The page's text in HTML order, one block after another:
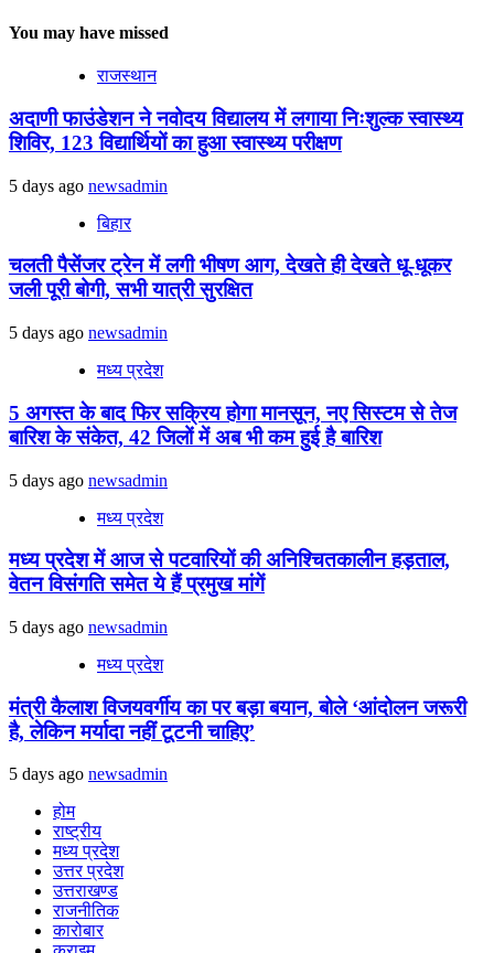
You may have missed
राजस्थान
अदाणी फाउंडेशन ने नवोदय विद्यालय में लगाया निःशुल्क स्वास्थ्य
शिविर, 123 विद्यार्थियों का हुआ स्वास्थ्य परीक्षण
5 days ago newsadmin
बिहार
चलती पैसेंजर ट्रेन में लगी भीषण आग, देखते ही देखते धू-धूकर
जली पूरी बोगी, सभी यात्री सुरक्षित
5 days ago newsadmin
मध्य प्रदेश
5 अगस्त के बाद फिर सक्रिय होगा मानसून, नए सिस्टम से तेज
बारिश के संकेत, 42 जिलों में अब भी कम हुई है बारिश
5 days ago newsadmin
मध्य प्रदेश
मध्य प्रदेश में आज से पटवारियों की अनिश्चितकालीन हड़ताल,
वेतन विसंगति समेत ये हैं प्रमुख मांगें
5 days ago newsadmin
मध्य प्रदेश
मंत्री कैलाश विजयवर्गीय का पर बड़ा बयान, बोले ‘आंदोलन जरूरी
है, लेकिन मर्यादा नहीं टूटनी चाहिए’
5 days ago newsadmin
होम
राष्ट्रीय
मध्य प्रदेश
उत्तर प्रदेश
उत्तराखण्ड
राजनीतिक
कारोबार